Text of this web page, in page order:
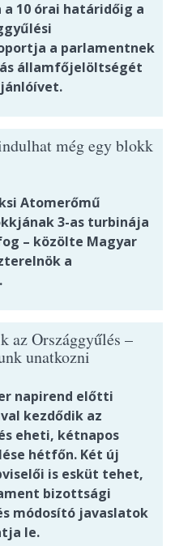
10 órai határidőig a
a parlamentnek
államfőjelöltségét
még egy blokk
Atomerőmű
3-as turbinája
– közölte Magyar
a
az Országgyűlés –
unatkozni
napirend előtti
kezdődik az
eheti, kétnapos
hétfőn. Két új
is esküt tehet,
bizottsági
módosító javaslatok
le.